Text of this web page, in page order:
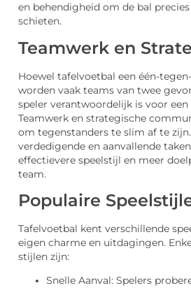
en behendigheid om de bal
schieten.
Teamwerk en
Hoewel tafelvoetbal een één-
worden vaak teams van twee
speler verantwoordelijk is voor
Teamwerk en strategische
om tegenstanders te slim af te
verdedigende en aanvallende
effectievere speelstijl en meer
team.
Populaire
Tafelvoetbal kent verschillende
eigen charme en uitdagingen.
stijlen zijn:
Snelle Aanval: Spelers